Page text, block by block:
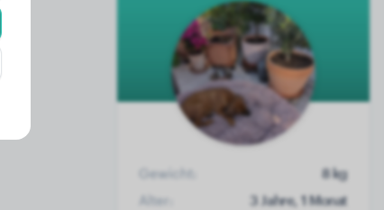
Gewicht:
8 kg
Alter:
3 Jahre, 1 Monat